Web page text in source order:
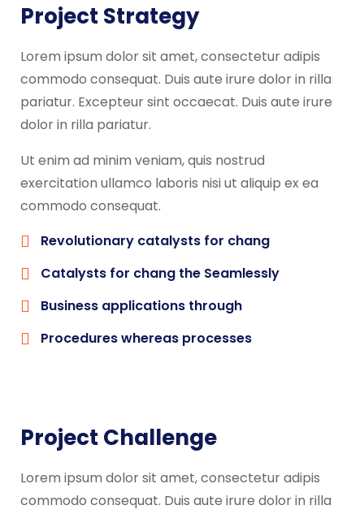
Project Strategy
Lorem ipsum dolor sit amet, consectetur adipis
commodo consequat. Duis aute irure dolor in rilla
pariatur. Excepteur sint occaecat. Duis aute irure
dolor in rilla pariatur.
Ut enim ad minim veniam, quis nostrud
exercitation ullamco laboris nisi ut aliquip ex ea
commodo consequat.
Revolutionary catalysts for chang
Catalysts for chang the Seamlessly
Business applications through
Procedures whereas processes
Project Challenge
Lorem ipsum dolor sit amet, consectetur adipis
commodo consequat. Duis aute irure dolor in rilla